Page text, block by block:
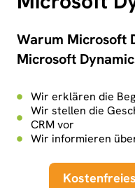
Warum Microsoft
Microsoft
Wir erklären die
Wir stellen die
CRM vor
Wir informieren